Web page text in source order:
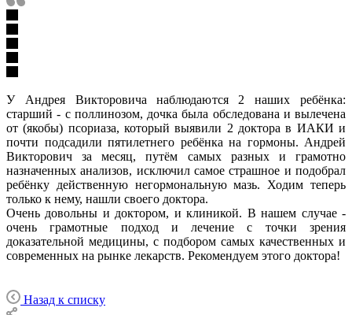
У Андрея Викторовича наблюдаются 2 наших ребёнка:
старший - с поллинозом, дочка была обследована и вылечена
от (якобы) псориаза, который выявили 2 доктора в ИАКИ и
почти подсадили пятилетнего ребёнка на гормоны. Андрей
Викторович за месяц, путём самых разных и грамотно
назначенных анализов, исключил самое страшное и подобрал
ребёнку действенную негормональную мазь. Ходим теперь
только к нему, нашли своего доктора.
Очень довольны и доктором, и клиникой. В нашем случае -
очень грамотные подход и лечение с точки зрения
доказательной медицины, с подбором самых качественных и
современных на рынке лекарств. Рекомендуем этого доктора!
Назад к списку